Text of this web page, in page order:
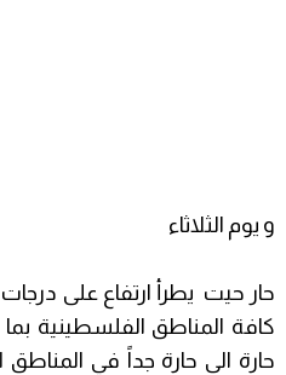
و يوم الثلاثاء
حار حيت يطرأ ارتفاع على
كافة المناطق الفلسطينية بما
حارة الى حارة جداً في